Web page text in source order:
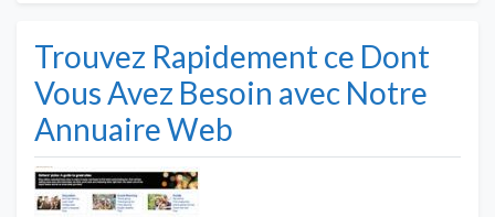
Trouvez Rapidement ce Dont
Vous Avez Besoin avec Notre
Annuaire Web